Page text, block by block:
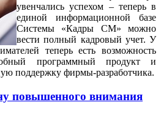
увенчались успехом – теперь в
единой информационной базе
Системы «Кадры СМ» можно
вести полный кадровый учет. У
теперь есть возможность
программный продукт и
поддержку фирмы-разработчика.
повышенного внимания